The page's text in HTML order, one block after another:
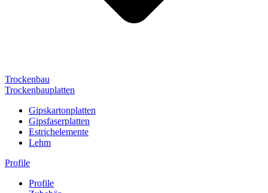
Trockenbau
Trockenbauplatten
Gipskartonplatten
Gipsfaserplatten
Estrichelemente
Lehm
Profile
Profile